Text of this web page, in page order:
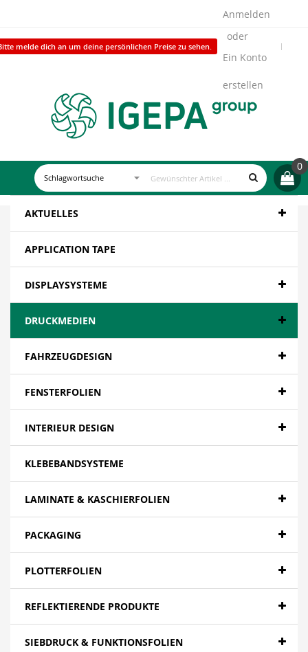
melde dich an um deine persönlichen Preise zu sehen.
Anmelden
Ein Konto
erstellen
0
AKTUELLES
APPLICATION TAPE
DISPLAYSYSTEME
DRUCKMEDIEN
FAHRZEUGDESIGN
FENSTERFOLIEN
INTERIEUR DESIGN
KLEBEBANDSYSTEME
LAMINATE & KASCHIERFOLIEN
PACKAGING
PLOTTERFOLIEN
REFLEKTIERENDE PRODUKTE
SIEBDRUCK & FUNKTIONSFOLIEN